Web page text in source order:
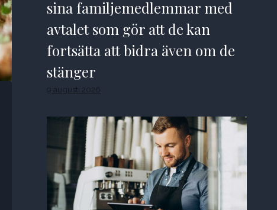
sina familjemedlemmar med
avtalet som gör att de kan
fortsätta att bidra även om de
stänger
9 augusti 2026